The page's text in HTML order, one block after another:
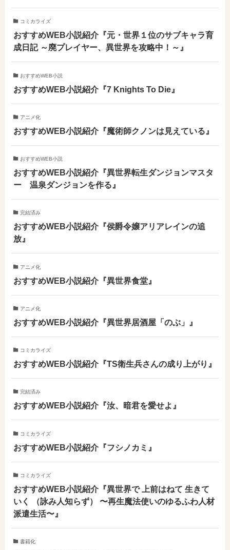
コミカライズ
おすすめWEB小説紹介『元・世界１位のサブキャラ育
成日記 ～廃プレイヤー、異世界を攻略中！～』
おすすめWEB小説
おすすめWEB小説紹介『7 Knights To Die』
アニメ化
おすすめWEB小説紹介『魔術師クノンは見えている』
おすすめWEB小説
おすすめWEB小説紹介『異世界転生ダンジョンマスタ
ー 温泉ダンジョンを作る』
完結済み
おすすめWEB小説紹介『侯爵令嬢アリアレインの追
放』
アニメ化
おすすめWEB小説紹介『異世界食堂』
アニメ化
おすすめWEB小説紹介『異世界居酒屋「のぶ」』
コミカライズ
おすすめWEB小説紹介『TS衛生兵さんの成り上がり』
完結済み
おすすめWEB小説紹介『汝、暗君を愛せよ』
コミカライズ
おすすめWEB小説紹介『フシノカミ』
コミカライズ
おすすめWEB小説紹介『異世界で 上前はねて 生きて
いく （詠み人知らず） 〜再生魔法使いのゆるふわ人材
派遣生活〜』
書籍化